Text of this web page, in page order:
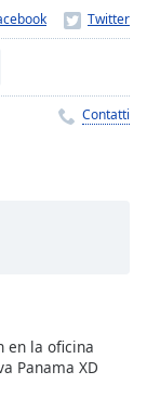
Contatti
en la oficina
Panama XD